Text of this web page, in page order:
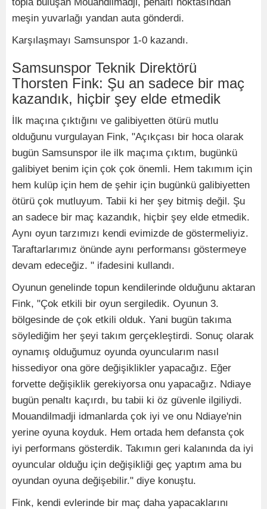
meşin yuvarlağı yandan auta gönderdi.
Karşılaşmayı Samsunspor 1-0 kazandı.
Samsunspor Teknik Direktörü
Thorsten Fink: Şu an sadece bir maç
kazandık, hiçbir şey elde etmedik
İlk maçına çıktığını ve galibiyetten ötürü mutlu
olduğunu vurgulayan Fink, "Açıkçası bir hoca olarak
bugün Samsunspor ile ilk maçıma çıktım, bugünkü
galibiyet benim için çok çok önemli. Hem takımım için
hem kulüp için hem de şehir için bugünkü galibiyetten
ötürü çok mutluyum. Tabii ki her şey bitmiş değil. Şu
an sadece bir maç kazandık, hiçbir şey elde etmedik.
Aynı oyun tarzımızı kendi evimizde de göstermeliyiz.
Taraftarlarımız önünde aynı performansı göstermeye
devam edeceğiz. " ifadesini kullandı.
Oyunun genelinde topun kendilerinde olduğunu aktaran
Fink, "Çok etkili bir oyun sergiledik. Oyunun 3.
bölgesinde de çok etkili olduk. Yani bugün takıma
söylediğim her şeyi takım gerçekleştirdi. Sonuç olarak
oynamış olduğumuz oyunda oyuncularım nasıl
hissediyor ona göre değişiklikler yapacağız. Eğer
forvette değişiklik gerekiyorsa onu yapacağız. Ndiaye
bugün penaltı kaçırdı, bu tabii ki öz güvenle ilgiliydi.
Mouandilmadji idmanlarda çok iyi ve onu Ndiaye'nin
yerine oyuna koyduk. Hem ortada hem defansta çok
iyi performans gösterdik. Takımın geri kalanında da iyi
oyuncular olduğu için değişikliği geç yaptım ama bu
oyundan oyuna değişebilir." diye konuştu.
Fink, kendi evlerinde bir maç daha yapacaklarını